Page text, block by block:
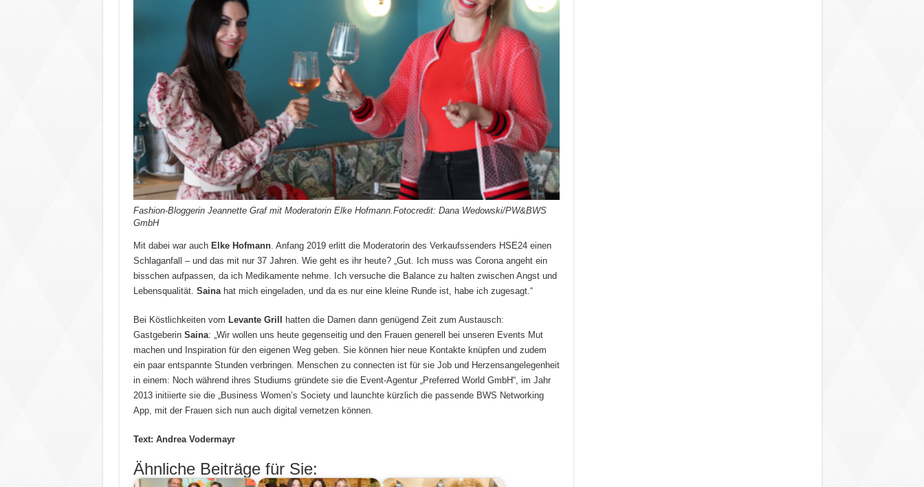
Fashion-Bloggerin Jeannette Graf mit Moderatorin Elke Hofmann.Fotocredit: Dana Wedowski/PW&BWS
GmbH
Mit dabei war auch Elke Hofmann. Anfang 2019 erlitt die Moderatorin des Verkaufssenders HSE24 einen
Schlaganfall – und das mit nur 37 Jahren. Wie geht es ihr heute? „Gut. Ich muss was Corona angeht ein
bisschen aufpassen, da ich Medikamente nehme. Ich versuche die Balance zu halten zwischen Angst und
Lebensqualität. Saina hat mich eingeladen, und da es nur eine kleine Runde ist, habe ich zugesagt.“
Bei Köstlichkeiten vom Levante Grill hatten die Damen dann genügend Zeit zum Austausch:
Gastgeberin Saina: „Wir wollen uns heute gegenseitig und den Frauen generell bei unseren Events Mut
machen und Inspiration für den eigenen Weg geben. Sie können hier neue Kontakte knüpfen und zudem
ein paar entspannte Stunden verbringen. Menschen zu connecten ist für sie Job und Herzensangelegenheit
in einem: Noch während ihres Studiums gründete sie die Event-Agentur „Preferred World GmbH“, im Jahr
2013 initiierte sie die „Business Women’s Society und launchte kürzlich die passende BWS Networking
App, mit der Frauen sich nun auch digital vernetzen können.
Text: Andrea Vodermayr
Ähnliche Beiträge für Sie: